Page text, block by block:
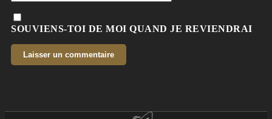
SOUVIENS-TOI DE MOI QUAND JE REVIENDRAI